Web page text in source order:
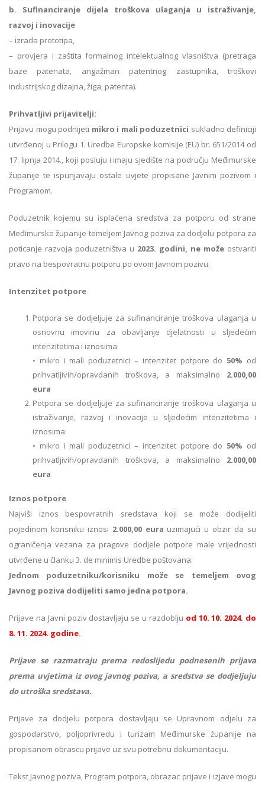
b. Sufinanciranje dijela troškova ulaganja u istraživanje,
razvoj i inovacije
– izrada prototipa,
– provjera i zaštita formalnog intelektualnog vlasništva (pretraga
baze patenata, angažman patentnog zastupnika, troškovi
industrijskog dizajna, žiga, patenta).
Prihvatljivi prijavitelji:
Prijavu mogu podnijeti mikro i mali poduzetnici sukladno definiciji
utvrđenoj u Prilogu 1. Uredbe Europske komisije (EU) br. 651/2014 od
17. lipnja 2014., koji posluju i imaju sjedište na području Međimurske
županije te ispunjavaju ostale uvjete propisane Javnim pozivom i
Programom.
Poduzetnik kojemu su isplaćena sredstva za potporu od strane
Međimurske županije temeljem Javnog poziva za dodjelu potpora za
poticanje razvoja poduzetništva u 2023. godini, ne može ostvariti
pravo na bespovratnu potporu po ovom Javnom pozivu.
Intenzitet potpore
Potpora se dodjeljuje za sufinanciranje troškova ulaganja u
osnovnu imovinu za obavljanje djelatnosti u sljedećim
intenzitetima i iznosima:
• mikro i mali poduzetnici – intenzitet potpore do 50% od
prihvatljivih/opravdanih troškova, a maksimalno 2.000,00
eura
Potpora se dodjeljuje za sufinanciranje troškova ulaganja u
istraživanje, razvoj i inovacije u sljedećim intenzitetima i
iznosima:
• mikro i mali poduzetnici – intenzitet potpore do 50% od
prihvatljivih/opravdanih troškova, a maksimalno 2.000,00
eura
Iznos potpore
Najviši iznos bespovratnih sredstava koji se može dodijeliti
pojedinom korisniku iznosi 2.000,00 eura uzimajući u obzir da su
ograničenja vezana za pragove dodjele potpore male vrijednosti
utvrđene u članku 3. de minimis Uredbe poštovana.
Jednom poduzetniku/korisniku može se temeljem ovog
Javnog poziva dodijeliti samo jedna potpora.
Prijave na Javni poziv dostavljaju se u razdoblju od 10. 10. 2024. do
8. 11. 2024. godine.
Prijave se razmatraju prema redoslijedu podnesenih prijava
prema uvjetima iz ovog javnog poziva, a sredstva se dodjeljuju
do utroška sredstava.
Prijave za dodjelu potpora dostavljaju se Upravnom odjelu za
gospodarstvo, poljoprivredu i turizam Međimurske županije na
propisanom obrascu prijave uz svu potrebnu dokumentaciju.
Tekst Javnog poziva, Program potpora, obrazac prijave i izjave mogu